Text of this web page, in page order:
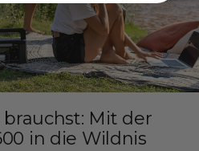
Mit der
in die Wildnis